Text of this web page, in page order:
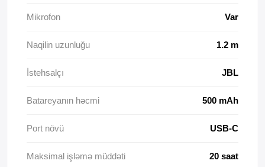
Mikrofon Var
Naqilin uzunluğu 1.2 m
İstehsalçı JBL
Batareyanın həcmi 500 mAh
Port növü USB-C
Maksimal işləmə müddəti 20 saat